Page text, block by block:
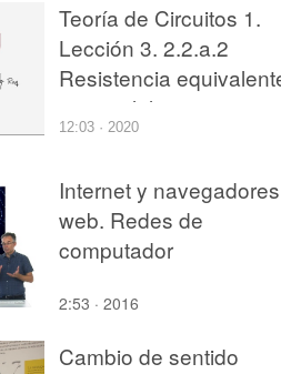
Teoría de Circuitos 1.
Lección 3. 2.2.a.2
Resistencia
en paralelo
12:03 · 2020
Internet y navegadores
web. Redes de
computador
2:53 · 2016
Cambio de sentido